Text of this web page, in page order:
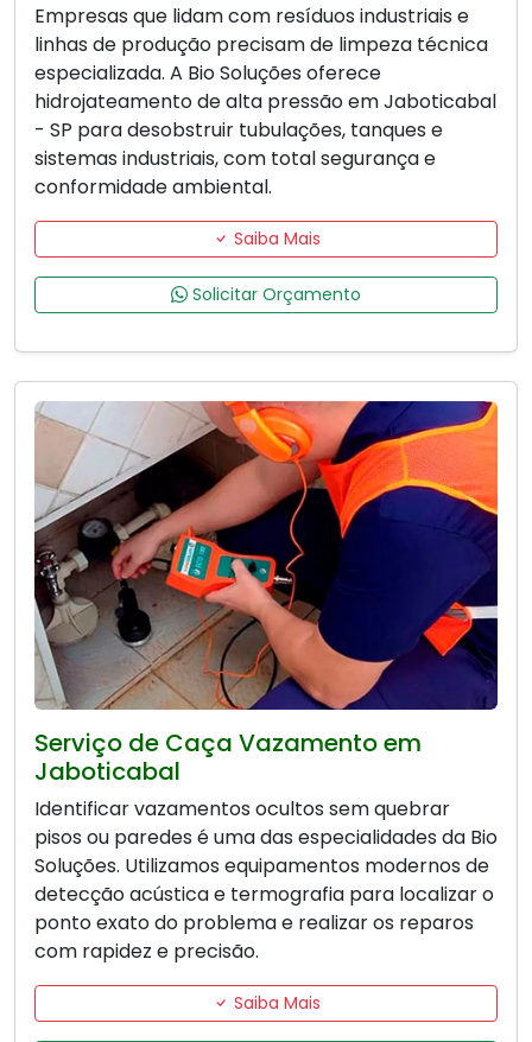
Empresas que lidam com resíduos industriais e
linhas de produção precisam de limpeza técnica
especializada. A Bio Soluções oferece
hidrojateamento de alta pressão em Jaboticabal
- SP para desobstruir tubulações, tanques e
sistemas industriais, com total segurança e
conformidade ambiental.
Saiba Mais
Solicitar Orçamento
Serviço de Caça Vazamento em
Jaboticabal
Identificar vazamentos ocultos sem quebrar
pisos ou paredes é uma das especialidades da Bio
Soluções. Utilizamos equipamentos modernos de
detecção acústica e termografia para localizar o
ponto exato do problema e realizar os reparos
com rapidez e precisão.
Saiba Mais